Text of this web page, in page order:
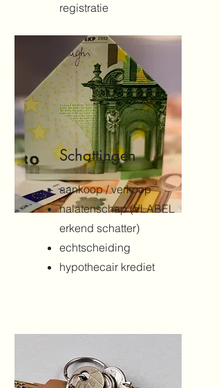
registratie
Schattingen
aankoop / verkoop
nalatenschap (VLABEL
erkend schatter)
echtscheiding
hypothecair krediet